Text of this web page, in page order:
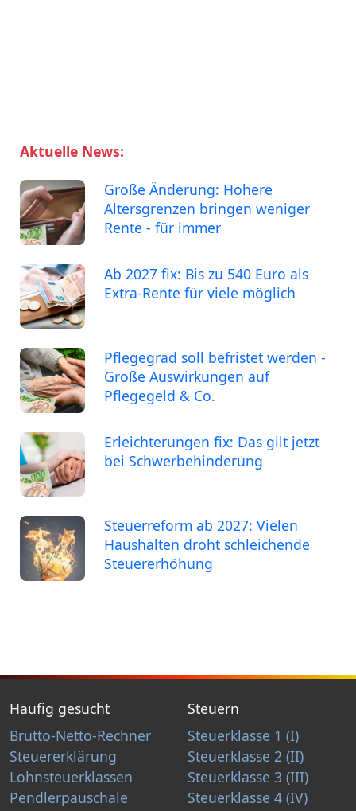
Aktuelle News:
Große Änderung: Höhere
Altersgrenzen bringen weniger
Rente - für immer
Ab 2027 fix: Bis zu 540 Euro als
Extra-Rente für viele möglich
Pflegegrad soll befristet werden -
Große Auswirkungen auf
Pflegegeld & Co.
Erleichterungen fix: Das gilt jetzt
bei Schwerbehinderung
Steuerreform ab 2027: Vielen
Haushalten droht schleichende
Steuererhöhung
Häufig gesucht
Brutto-Netto-Rechner
Steuererklärung
Lohnsteuerklassen
Pendlerpauschale
Steuern
Steuerklasse 1 (I)
Steuerklasse 2 (II)
Steuerklasse 3 (III)
Steuerklasse 4 (IV)